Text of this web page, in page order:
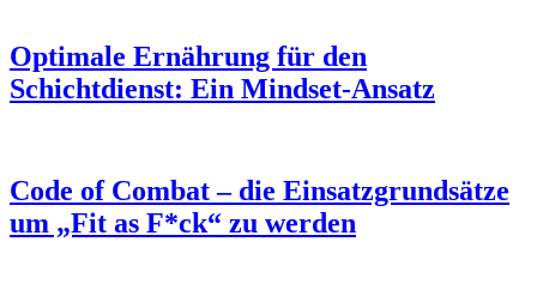
Optimale Ernährung für den
Schichtdienst: Ein Mindset-Ansatz
Code of Combat – die Einsatzgrundsätze
um „Fit as F*ck“ zu werden